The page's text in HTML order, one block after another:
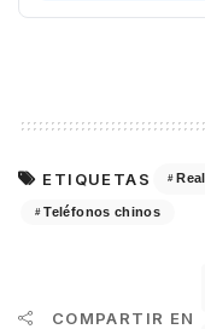
ETIQUETAS
Teléfonos chinos
COMPARTIR EN